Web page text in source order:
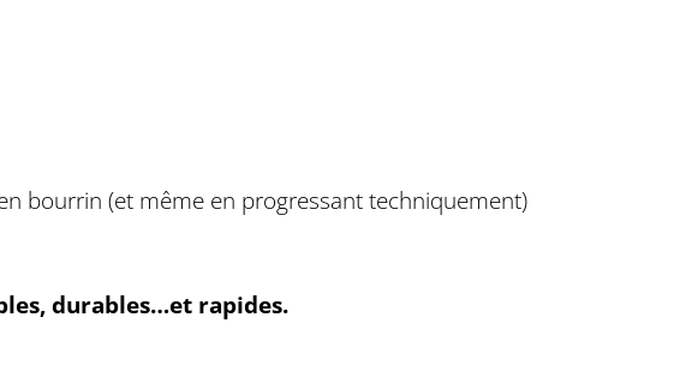
bourrin (et même en progressant techniquement)
durables…et rapides.